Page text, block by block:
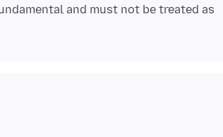
and must not be treated as